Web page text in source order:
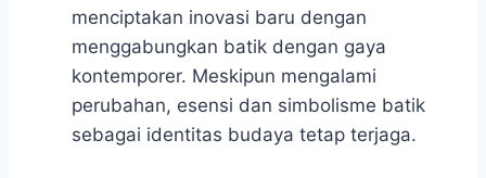
menciptakan inovasi baru dengan
menggabungkan batik dengan gaya
kontemporer. Meskipun mengalami
perubahan, esensi dan simbolisme batik
sebagai identitas budaya tetap terjaga.